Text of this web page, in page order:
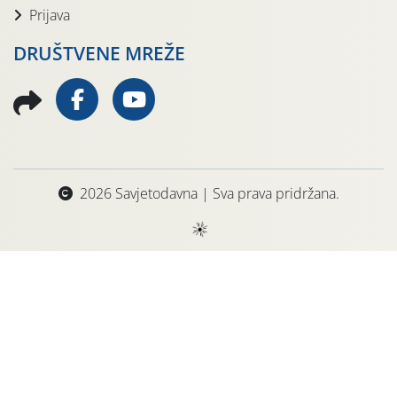
Prijava
DRUŠTVENE MREŽE
2026 Savjetodavna | Sva prava pridržana.